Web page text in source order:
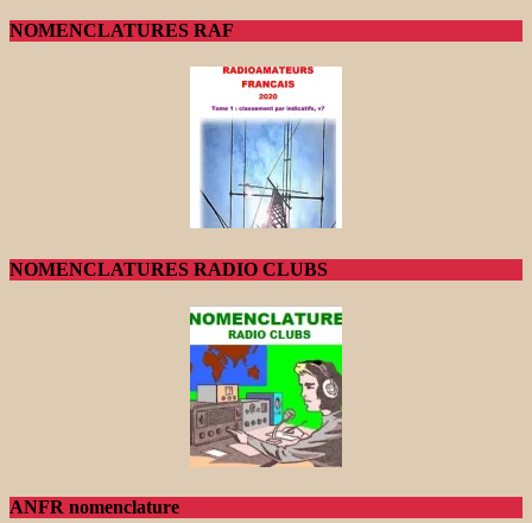
NOMENCLATURES RAF
NOMENCLATURES RADIO CLUBS
ANFR nomenclature